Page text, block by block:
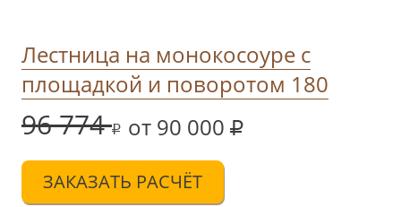
Лестница на монокосоуре с
площадкой и поворотом 180
96 774 от 90 000
ЗАКАЗАТЬ РАСЧЁТ